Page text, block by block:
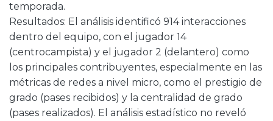
temporada.
Resultados: El análisis identificó 914 interacciones
dentro del equipo, con el jugador 14
(centrocampista) y el jugador 2 (delantero) como
los principales contribuyentes, especialmente en las
métricas de redes a nivel micro, como el prestigio de
grado (pases recibidos) y la centralidad de grado
(pases realizados). El análisis estadístico no reveló